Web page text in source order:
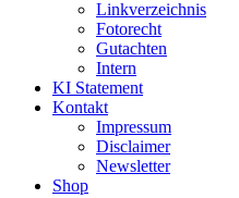
Linkverzeichnis
Fotorecht
Gutachten
Intern
KI Statement
Kontakt
Impressum
Disclaimer
Newsletter
Shop